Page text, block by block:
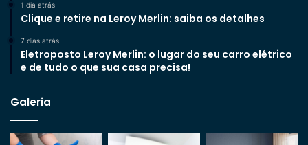
1 dia atrás
Clique e retire na Leroy Merlin: saiba os detalhes
7 dias atrás
Eletroposto Leroy Merlin: o lugar do seu carro elétrico
e de tudo o que sua casa precisa!
Galeria